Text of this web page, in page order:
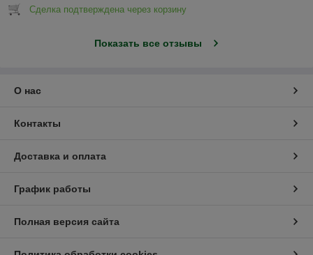
Сделка подтверждена через корзину
Показать все отзывы
О нас
Контакты
Доставка и оплата
График работы
Полная версия сайта